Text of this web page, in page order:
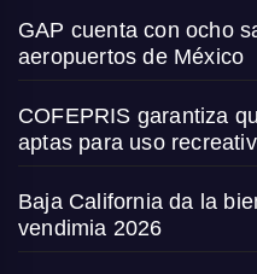
GAP cuenta con ocho
aeropuertos de México
COFEPRIS garantiza
aptas para uso
Baja California da la
vendimia 2026